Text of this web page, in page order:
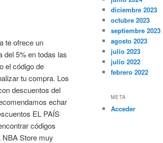
te ofrece un
del 5% en todas las
el código de
tu compra. Los
descuentos del
echar
EL PAÍS
códigos
Store muy
diciembre 2023
octubre 2023
septiembre 2023
agosto 2023
julio 2023
julio 2022
febrero 2022
META
Acceder